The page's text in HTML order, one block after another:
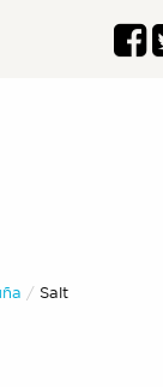
Actual:
Salt